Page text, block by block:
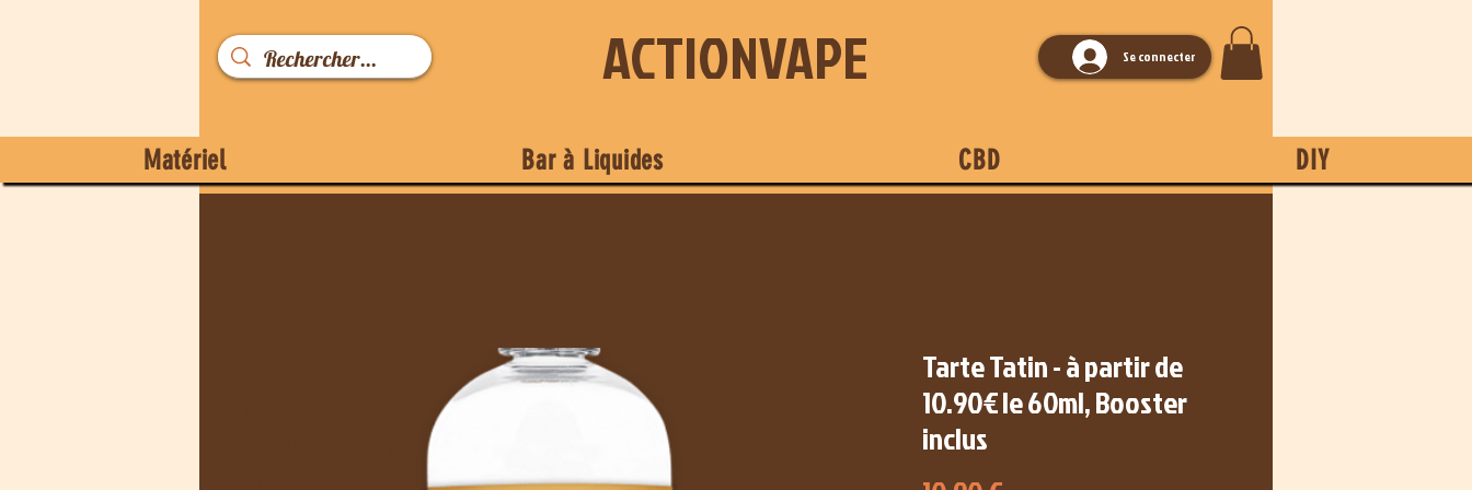
ACTIONVAPE Se connecter
Matériel Bar à Liquides CBD DIY
Tarte Tatin - à partir de
10.90€ le 60ml, Booster
inclus